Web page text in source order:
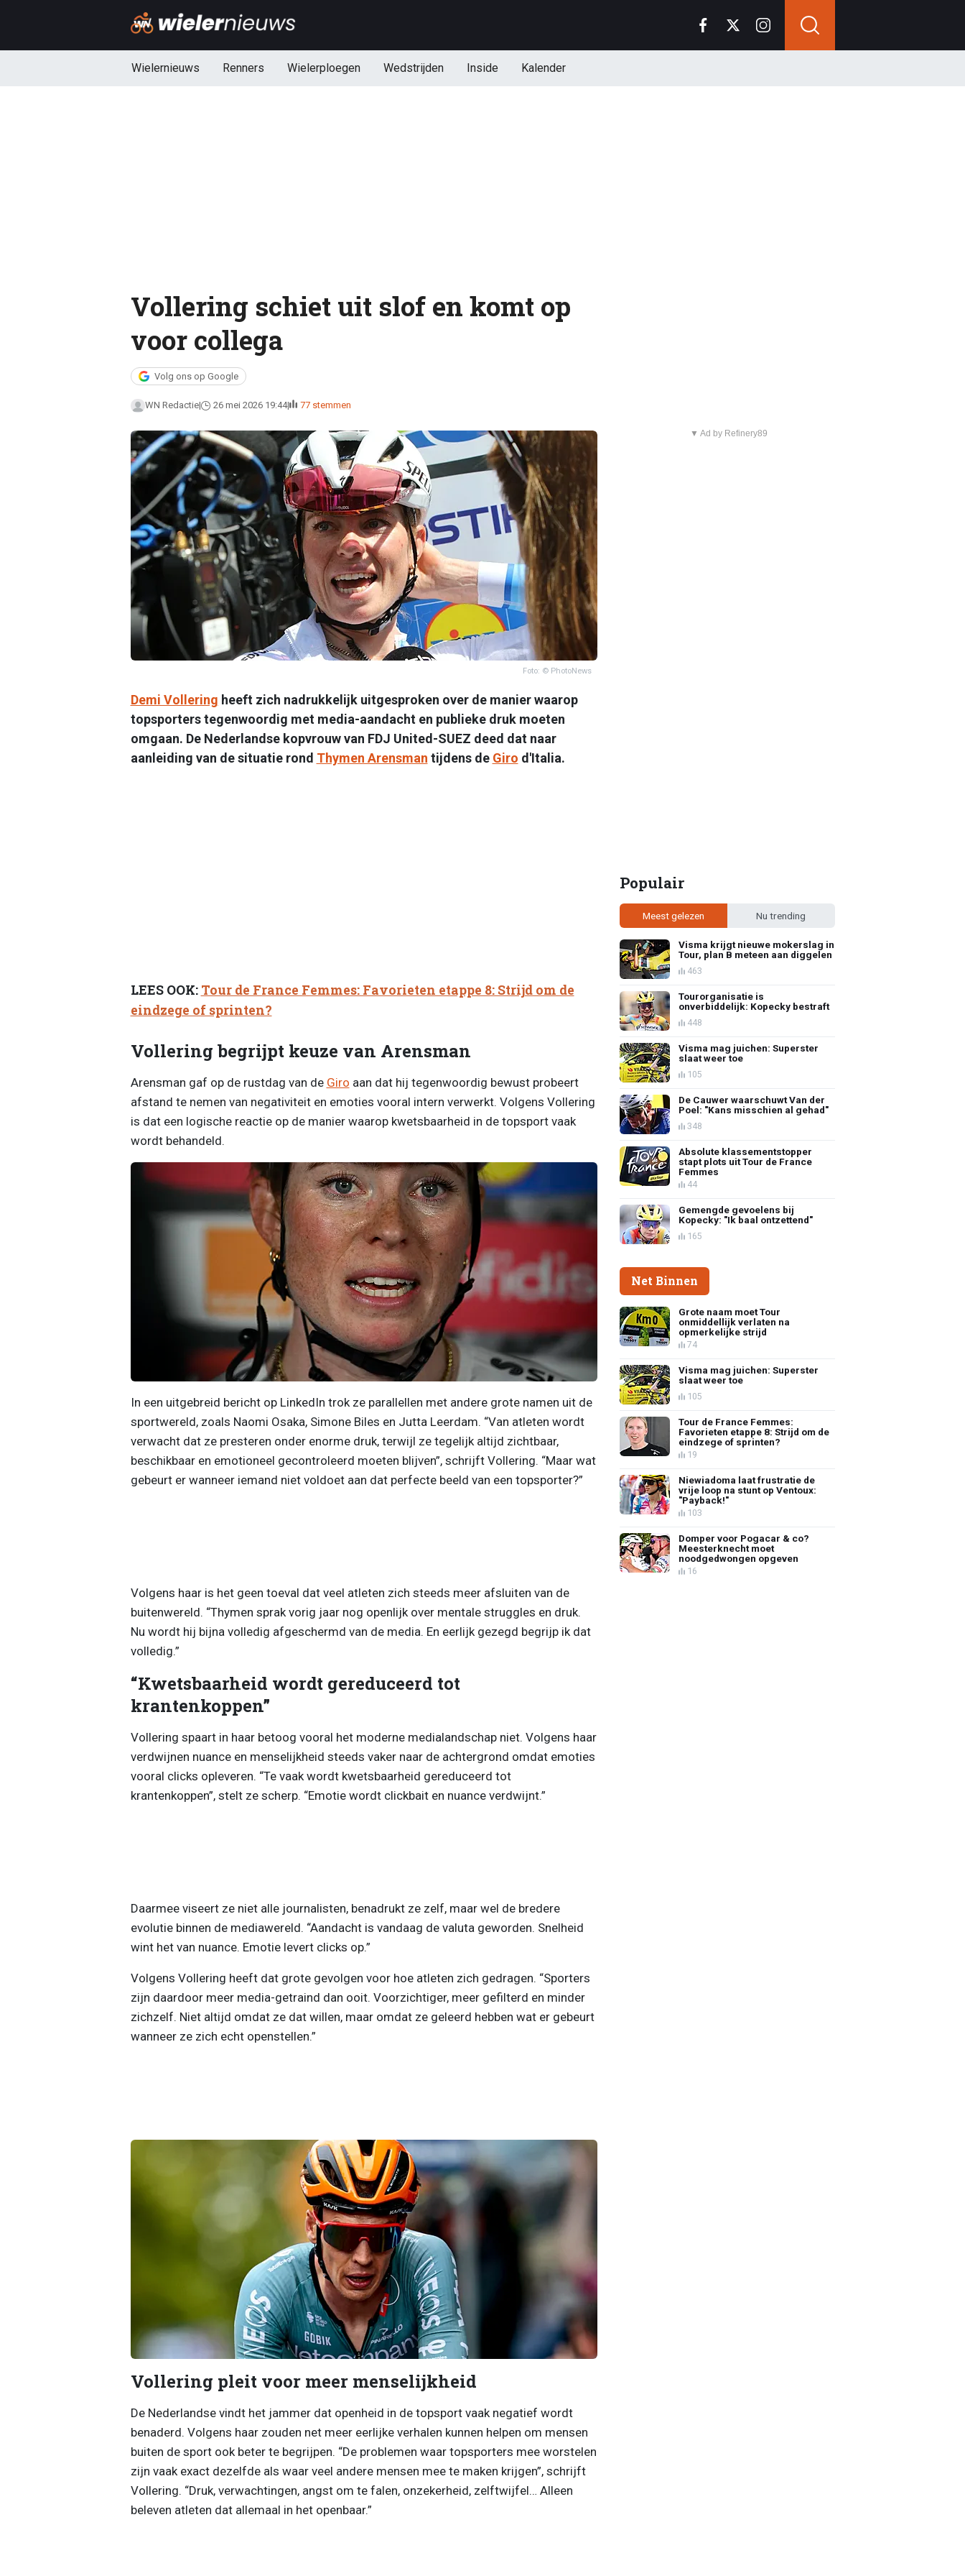
Wielernieuws Renners Wielerploegen Wedstrijden Inside Kalender
Vollering schiet uit slof en komt op
voor collega
Volg ons op Google
WN Redactie 26 mei 2026 19:44 77 stemmen
Foto: © PhotoNews
Demi Vollering heeft zich nadrukkelijk uitgesproken over de manier waarop
topsporters tegenwoordig met media-aandacht en publieke druk moeten
omgaan. De Nederlandse kopvrouw van FDJ United-SUEZ deed dat naar
aanleiding van de situatie rond Thymen Arensman tijdens de Giro d'Italia.
LEES OOK: Tour de France Femmes: Favorieten etappe 8: Strijd om de
eindzege of sprinten?
Vollering begrijpt keuze van Arensman
Arensman gaf op de rustdag van de Giro aan dat hij tegenwoordig bewust probeert
afstand te nemen van negativiteit en emoties vooral intern verwerkt. Volgens Vollering
is dat een logische reactie op de manier waarop kwetsbaarheid in de topsport vaak
wordt behandeld.
In een uitgebreid bericht op LinkedIn trok ze parallellen met andere grote namen uit de
sportwereld, zoals Naomi Osaka, Simone Biles en Jutta Leerdam. “Van atleten wordt
verwacht dat ze presteren onder enorme druk, terwijl ze tegelijk altijd zichtbaar,
beschikbaar en emotioneel gecontroleerd moeten blijven”, schrijft Vollering. “Maar wat
gebeurt er wanneer iemand niet voldoet aan dat perfecte beeld van een topsporter?”
Volgens haar is het geen toeval dat veel atleten zich steeds meer afsluiten van de
buitenwereld. “Thymen sprak vorig jaar nog openlijk over mentale struggles en druk.
Nu wordt hij bijna volledig afgeschermd van de media. En eerlijk gezegd begrijp ik dat
volledig.”
“Kwetsbaarheid wordt gereduceerd tot
krantenkoppen”
Vollering spaart in haar betoog vooral het moderne medialandschap niet. Volgens haar
verdwijnen nuance en menselijkheid steeds vaker naar de achtergrond omdat emoties
vooral clicks opleveren. “Te vaak wordt kwetsbaarheid gereduceerd tot
krantenkoppen”, stelt ze scherp. “Emotie wordt clickbait en nuance verdwijnt.”
Daarmee viseert ze niet alle journalisten, benadrukt ze zelf, maar wel de bredere
evolutie binnen de mediawereld. “Aandacht is vandaag de valuta geworden. Snelheid
wint het van nuance. Emotie levert clicks op.”
Volgens Vollering heeft dat grote gevolgen voor hoe atleten zich gedragen. “Sporters
zijn daardoor meer media-getraind dan ooit. Voorzichtiger, meer gefilterd en minder
zichzelf. Niet altijd omdat ze dat willen, maar omdat ze geleerd hebben wat er gebeurt
wanneer ze zich echt openstellen.”
Vollering pleit voor meer menselijkheid
De Nederlandse vindt het jammer dat openheid in de topsport vaak negatief wordt
benaderd. Volgens haar zouden net meer eerlijke verhalen kunnen helpen om mensen
buiten de sport ook beter te begrijpen. “De problemen waar topsporters mee worstelen
zijn vaak exact dezelfde als waar veel andere mensen mee te maken krijgen”, schrijft
Vollering. “Druk, verwachtingen, angst om te falen, onzekerheid, zelftwijfel… Alleen
beleven atleten dat allemaal in het openbaar.”
▼ Ad by Refinery89
Populair
Meest gelezen Nu trending
Visma krijgt nieuwe mokerslag in
Tour, plan B meteen aan diggelen
463
Tourorganisatie is
onverbiddelijk: Kopecky bestraft
448
Visma mag juichen: Superster
slaat weer toe
105
De Cauwer waarschuwt Van der
Poel: "Kans misschien al gehad"
348
Absolute klassementstopper
stapt plots uit Tour de France
Femmes
44
Gemengde gevoelens bij
Kopecky: "Ik baal ontzettend"
165
Net Binnen
Grote naam moet Tour
onmiddellijk verlaten na
opmerkelijke strijd
74
Visma mag juichen: Superster
slaat weer toe
105
Tour de France Femmes:
Favorieten etappe 8: Strijd om de
eindzege of sprinten?
19
Niewiadoma laat frustratie de
vrije loop na stunt op Ventoux:
"Payback!"
103
Domper voor Pogacar & co?
Meesterknecht moet
noodgedwongen opgeven
16